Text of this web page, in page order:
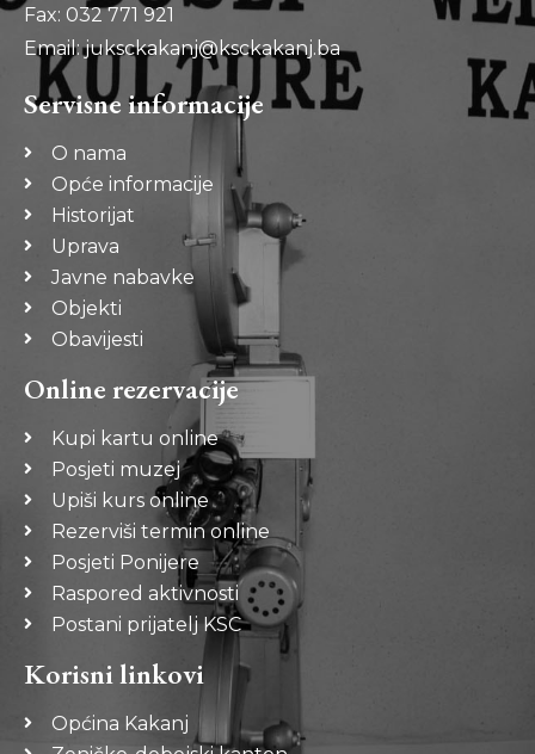
Fax: 032 771 921
Email: juksckakanj@ksckakanj.ba
Servisne informacije
O nama
Opće informacije
Historijat
Uprava
Javne nabavke
Objekti
Obavijesti
Online rezervacije
Kupi kartu online
Posjeti muzej
Upiši kurs online
Rezerviši termin online
Posjeti Ponijere
Raspored aktivnosti
Postani prijatelj KSC
Korisni linkovi
Općina Kakanj